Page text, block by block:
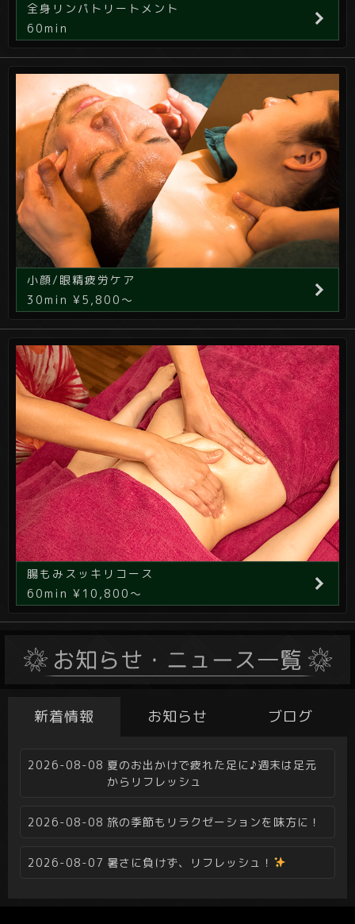
全身リンパトリートメント
60min
小顔/眼精疲労ケア
30min ¥5,800～
腸もみスッキリコース
60min ¥10,800～
新着情報 お知らせ ブログ
2026-08-08 夏のお出かけで疲れた足に♪週末は足元
からリフレッシュ
2026-08-08 旅の季節もリラクゼーションを味方に！
2026-08-07 暑さに負けず、リフレッシュ！